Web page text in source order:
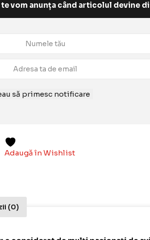
vom anunța când articolul devine
să primesc notificare
Adaugă în Wishlist
(0)